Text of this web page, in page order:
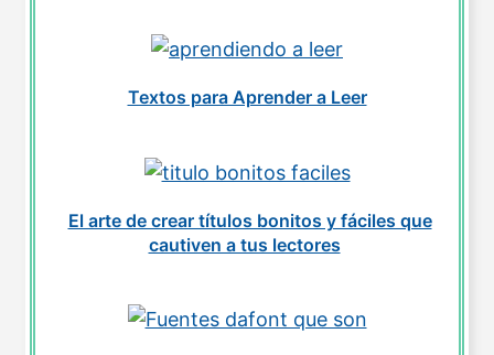
Textos para Aprender a Leer
El arte de crear títulos bonitos y fáciles que
cautiven a tus lectores